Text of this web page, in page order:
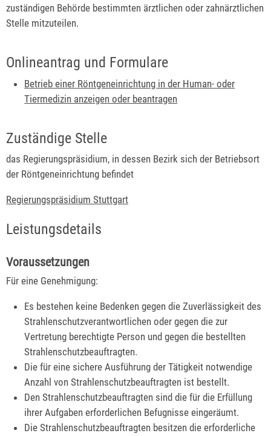
zuständigen Behörde bestimmten ärztlichen oder zahnärztlichen
Stelle mitzuteilen.
Onlineantrag und Formulare
Betrieb einer Röntgeneinrichtung in der Human- oder
Tiermedizin anzeigen oder beantragen
Zuständige Stelle
das Regierungspräsidium, in dessen Bezirk sich der Betriebsort
der Röntgeneinrichtung befindet
Regierungspräsidium Stuttgart
Leistungsdetails
Voraussetzungen
Für eine Genehmigung:
Es bestehen keine Bedenken gegen die Zuverlässigkeit des
Strahlenschutzverantwortlichen oder gegen die zur
Vertretung berechtigte Person und gegen die bestellten
Strahlenschutzbeauftragten.
Die für eine sichere Ausführung der Tätigkeit notwendige
Anzahl von Strahlenschutzbeauftragten ist bestellt.
Den Strahlenschutzbeauftragten sind die für die Erfüllung
ihrer Aufgaben erforderlichen Befugnisse eingeräumt.
Die Strahlenschutzbeauftragten besitzen die erforderliche